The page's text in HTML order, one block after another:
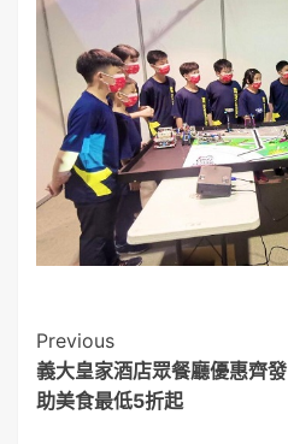
Post
Navigation
Previous
義大皇家酒店眾餐廳優惠齊
助美食最低5折起